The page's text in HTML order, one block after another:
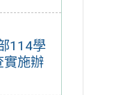
114學
實施辦